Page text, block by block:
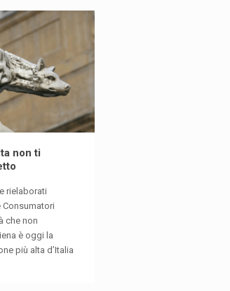
non ti
rielaborati
Consumatori
che non
è oggi la
più alta d’Italia